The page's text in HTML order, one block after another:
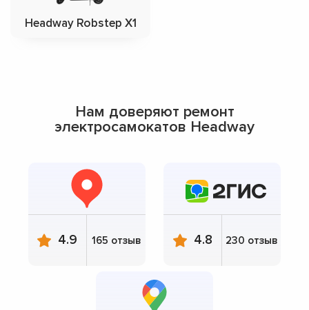
Headway Robstep X1
Нам доверяют ремонт
электросамокатов Headway
4.9 165 отзыв 4.8 230 отзыв